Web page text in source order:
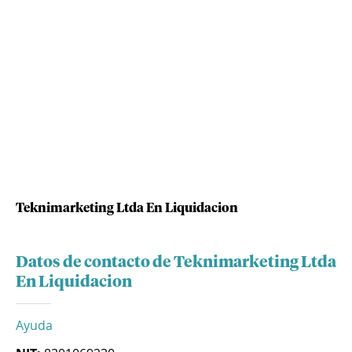
Teknimarketing Ltda En Liquidacion
Datos de contacto de Teknimarketing Ltda
En Liquidacion
Ayuda